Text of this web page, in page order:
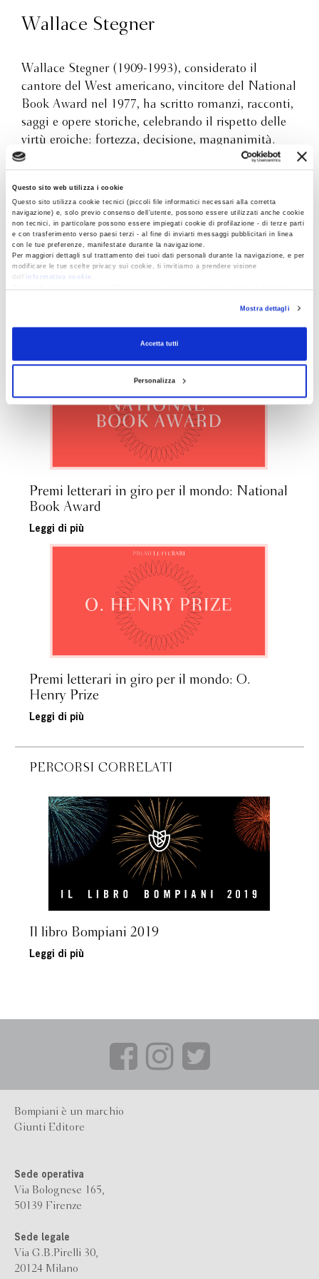
Questo sito web utilizza i cookie
Questo sito utilizza cookie tecnici (piccoli file informatici necessari alla corretta
navigazione) e, solo previo consenso dell’utente, possono essere utilizzati anche cookie
non tecnici, in particolare possono essere impiegati cookie di profilazione - di terze parti
e con trasferimento verso paesi terzi - al fine di inviarti messaggi pubblicitari in linea
con le tue preferenze, manifestate durante la navigazione.
Per maggiori dettagli sul trattamento dei tuoi dati personali durante la navigazione, e per
modificare le tue scelte privacy sui cookie, ti invitiamo a prendere visione
dell’
informativa cookie
RevocaMostra dettagli
Accetta tutti
Personalizza
Wallace Stegner
Wallace Stegner (1909-1993), considerato il
cantore del West americano, vincitore del National
Book Award nel 1977, ha scritto romanzi, racconti,
saggi e opere storiche, celebrando il rispetto delle
virtù eroiche: fortezza, decisione, magnanimità.
Nel 2019 Bompiani ha pubblicato Verso un sicuro
critica. Angolo di riposo, considerato il suo
capolavoro, ha vinto il premio Pulitzer per la
narrativa nel 1972.
Scopri di più
ARTICOLI CORRELATI
Premi letterari in giro per il mondo: National
Book Award
Leggi di più
Premi letterari in giro per il mondo: O.
Henry Prize
Leggi di più
PERCORSI CORRELATI
Il libro Bompiani 2019
Leggi di più
Bompiani è un marchio
Giunti Editore
Sede operativa
Via Bolognese 165,
50139 Firenze
Sede legale
Via G.B.Pirelli 30,
20124 Milano